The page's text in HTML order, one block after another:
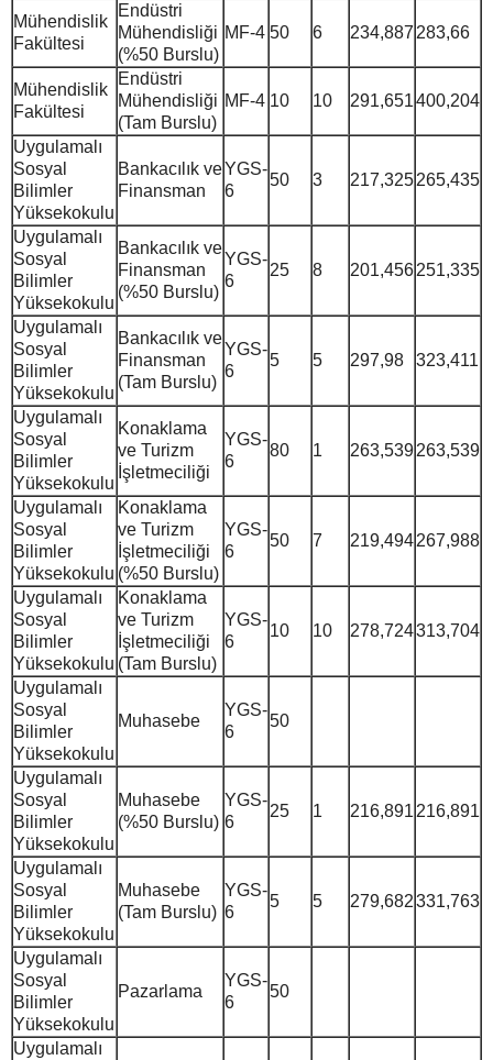
Mühendislik
Fakültesi
Endüstri
Mühendisliği
(%50 Burslu)
MF-4 50 6 234,887283,66
Mühendislik
Fakültesi
Endüstri
Mühendisliği
(Tam Burslu)
MF-4 10 10 291,651400,204
Uygulamalı
Sosyal
Bilimler
Yüksekokulu
Bankacılık ve
Finansman
YGS-
6
50 3 217,325265,435
Uygulamalı
Sosyal
Bilimler
Yüksekokulu
Bankacılık ve
Finansman
(%50 Burslu)
YGS-
6
25 8 201,456251,335
Uygulamalı
Sosyal
Bilimler
Yüksekokulu
Bankacılık ve
Finansman
(Tam Burslu)
YGS-
6
5 5 297,98 323,411
Uygulamalı
Sosyal
Bilimler
Yüksekokulu
Konaklama
ve Turizm
İşletmeciliği
YGS-
6
80 1 263,539263,539
Uygulamalı
Sosyal
Bilimler
Yüksekokulu
Konaklama
ve Turizm
İşletmeciliği
(%50 Burslu)
YGS-
6
50 7 219,494267,988
Uygulamalı
Sosyal
Bilimler
Yüksekokulu
Konaklama
ve Turizm
İşletmeciliği
(Tam Burslu)
YGS-
6
10 10 278,724313,704
Uygulamalı
Sosyal
Bilimler
Yüksekokulu
Muhasebe
YGS-
6
50
Uygulamalı
Sosyal
Bilimler
Yüksekokulu
Muhasebe
(%50 Burslu)
YGS-
6
25 1 216,891216,891
Uygulamalı
Sosyal
Bilimler
Yüksekokulu
Muhasebe
(Tam Burslu)
YGS-
6
5 5 279,682331,763
Uygulamalı
Sosyal
Bilimler
Yüksekokulu
Pazarlama
YGS-
6
50
Uygulamalı